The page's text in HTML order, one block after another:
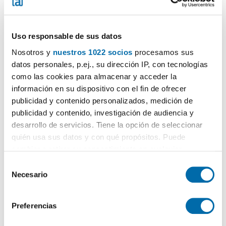
Uso responsable de sus datos
Nosotros y nuestros 1022 socios procesamos sus
datos personales, p.ej., su dirección IP, con tecnologías
como las cookies para almacenar y acceder la
información en su dispositivo con el fin de ofrecer
publicidad y contenido personalizados, medición de
publicidad y contenido, investigación de audiencia y
desarrollo de servicios. Tiene la opción de seleccionar
quién usa sus datos y con qué propósitos. Puede
el Menú de consentimiento.
Recopilar información sobre su ubicación geográfica
Necesario
Preferencias
1.100€
80m 4 Loc. 2 Bagni
Monte Cerrao - El Cristo, Oviedo
Chiama
Contatta
PREMIUM Máx. 10km